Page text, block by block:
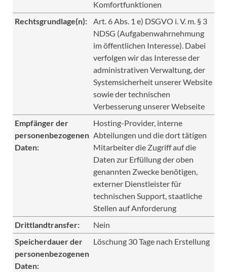
Komfortfunktionen
Rechtsgrundlage(n):
Art. 6 Abs. 1 e) DSGVO i. V. m. § 3
NDSG (Aufgabenwahrnehmung
im öffentlichen Interesse). Dabei
verfolgen wir das Interesse der
administrativen Verwaltung, der
Systemsicherheit unserer Website
sowie der technischen
Verbesserung unserer Webseite
Empfänger der
personenbezogenen
Daten:
Hosting-Provider, interne
Abteilungen und die dort tätigen
Mitarbeiter die Zugriff auf die
Daten zur Erfüllung der oben
genannten Zwecke benötigen,
externer Dienstleister für
technischen Support, staatliche
Stellen auf Anforderung
Drittlandtransfer:
Nein
Speicherdauer der
personenbezogenen
Daten:
Löschung 30 Tage nach Erstellung